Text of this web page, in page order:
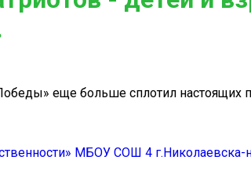
еще больше сплотил настоящих
МБОУ СОШ 4 г.Николаевска-